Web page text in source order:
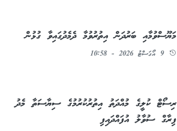
މަޔޫސްވުމާއި ބަރުދަން އިތުރުވުމާ ދެމެދުގައިވާ ގުޅުން
9 އޯގަސްޓު 2026 - 10:58
ރިސޯޓް ކުލީގެ މުއްދަތު އިތުރުކުރުމުގެ ސިޔާސަތާ މެދު
ފިރާގް ސުވާލު އުފައްދައިފި